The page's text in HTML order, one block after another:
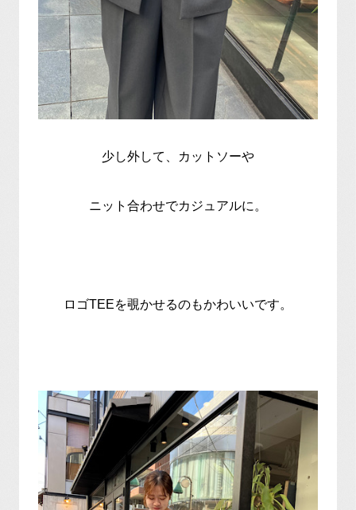
少し外して、カットソーや
ニット合わせでカジュアルに。
ロゴTEEを覗かせるのもかわいいです。